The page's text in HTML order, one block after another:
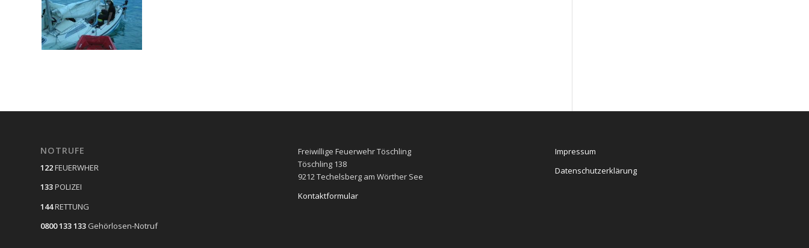
NOTRUFE
122FEUERWHER
133POLIZEI
144RETTUNG
0800 133 133 Gehörlosen-Notruf
Freiwillige Feuerwehr Töschling
Töschling 138
9212 Techelsberg am Wörther See
Kontaktformular
Impressum
Datenschutzerklärung